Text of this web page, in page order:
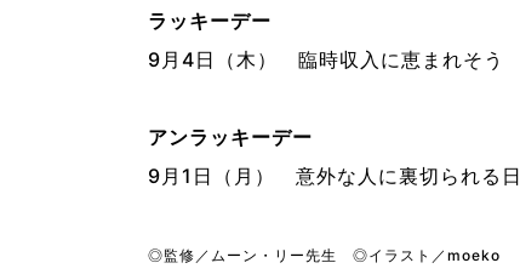
ラッキーデー
9月4日（木） 臨時収入に恵まれそう
アンラッキーデー
9月1日（月） 意外な人に裏切られる日
◎監修／ムーン・リー先生 ◎イラスト／moeko